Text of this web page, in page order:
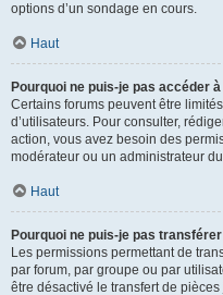
options d’un sondage en cours.
Haut
Pourquoi ne puis-je pas accéder
Certains forums peuvent être
d’utilisateurs. Pour consulter,
action, vous avez besoin des
modérateur ou un administrateur
Haut
Pourquoi ne puis-je pas
Les permissions permettant de
par forum, par groupe ou par
être désactivé le transfert de